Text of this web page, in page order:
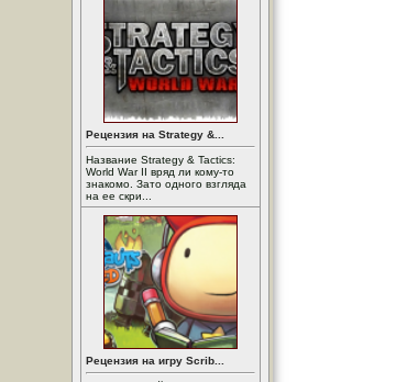
Рецензия на Strategy &...
Название Strategy & Tactics:
World War II вряд ли кому-то
знакомо. Зато одного взгляда
на ее скри...
Рецензия на игру Scrib...